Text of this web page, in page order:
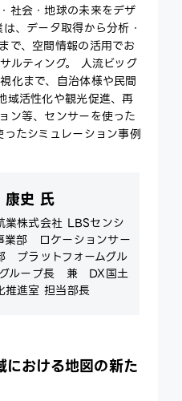
社会・地球の未来をデザ
、データ取得から分析・
で、空間情報の活用でお
ルティング。 人流ビッグ
化まで、自治体様や民間
域活性化や観光促進、再
ン等、センサーを使った
たシミュレーション事例
康史 氏
業株式会社 LBSセンシ
業部 ロケーションサー
プラットフォームグル
ループ長 兼 DX国土
推進室 担当部長
おける地図の新た